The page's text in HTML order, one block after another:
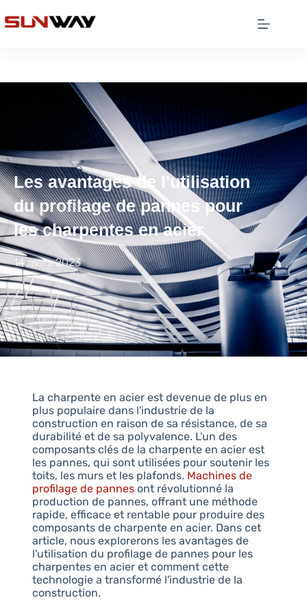
Les avantages de l'utilisation
du profilage de pannes pour
les charpentes en acier
14 mars 2023
La charpente en acier est devenue de plus en
plus populaire dans l'industrie de la
construction en raison de sa résistance, de sa
durabilité et de sa polyvalence. L'un des
composants clés de la charpente en acier est
les pannes, qui sont utilisées pour soutenir les
toits, les murs et les plafonds. Machines de
profilage de pannes ont révolutionné la
production de pannes, offrant une méthode
rapide, efficace et rentable pour produire des
composants de charpente en acier. Dans cet
article, nous explorerons les avantages de
l'utilisation du profilage de pannes pour les
charpentes en acier et comment cette
technologie a transformé l'industrie de la
construction.